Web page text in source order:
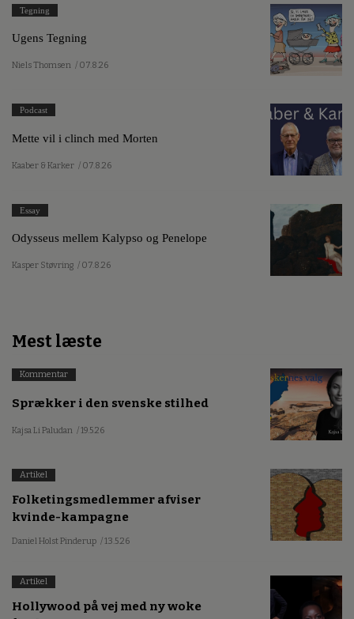
Tegning
Ugens Tegning
Niels Thomsen / 07.8.26
Podcast
Mette vil i clinch med Morten
Kaaber & Karker / 07.8.26
Essay
Odysseus mellem Kalypso og Penelope
Kasper Støvring / 07.8.26
Mest læste
Kommentar
Sprækker i den svenske stilhed
Kajsa Li Paludan / 19.5.26
Artikel
Folketingsmedlemmer afviser
kvinde-kampagne
Daniel Holst Pinderup / 13.5.26
Artikel
Hollywood på vej med ny woke